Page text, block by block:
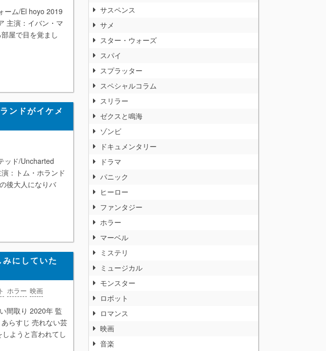
ーム/El hoyo 2019
主演：イバン・マ
屋で目を覚まし
ンドがイケメ
ッド/Uncharted
：トム・ホランド
後大人になりバ
にしていた
ホラー 映画
間取り 2020年 監
らすじ 売れない芸
ようと言われてし
サスペンス
サメ
スター・ウォーズ
スパイ
スプラッター
スペシャルコラム
スリラー
ゼクスと鳴海
ゾンビ
ドキュメンタリー
ドラマ
パニック
ヒーロー
ファンタジー
ホラー
マーベル
ミステリ
ミュージカル
モンスター
ロボット
ロマンス
映画
音楽